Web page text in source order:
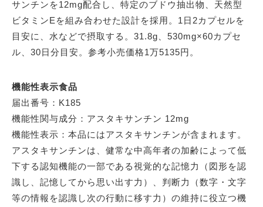
サンチンを12mg配合し、特定のブドウ抽出物、天然型
ビタミンEを組み合わせた設計を採用。1日2カプセルを
目安に、水などで摂取する。31.8g、530mg×60カプセ
ル、30日分目安。参考小売価格1万5135円。
機能性表示食品
届出番号：K185
機能性関与成分：アスタキサンチン 12mg
機能性表示：本品にはアスタキサンチンが含まれます。
アスタキサンチンは、健常な中高年者の加齢によって低
下する認知機能の一部である視覚的な記憶力（図形を認
識し、記憶してから思い出す力）、判断力（数字・文字
等の情報を認識し次の行動に移す力）の維持に役立つ機